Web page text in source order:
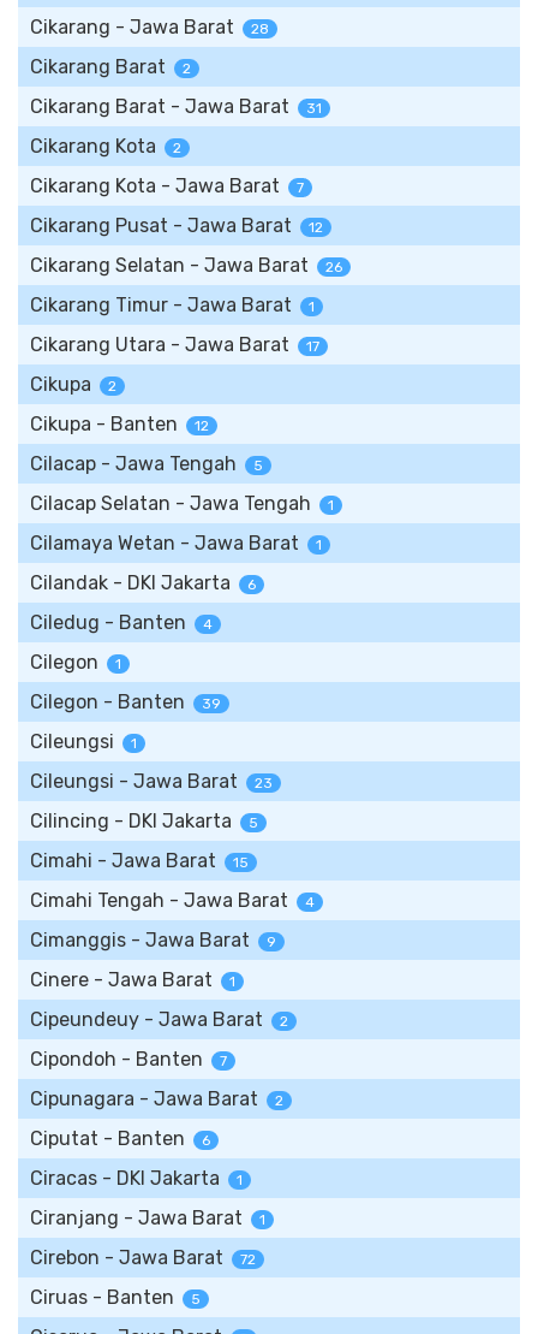
Cikarang - Jawa Barat 28
Cikarang Barat 2
Cikarang Barat - Jawa Barat 31
Cikarang Kota 2
Cikarang Kota - Jawa Barat 7
Cikarang Pusat - Jawa Barat 12
Cikarang Selatan - Jawa Barat 26
Cikarang Timur - Jawa Barat 1
Cikarang Utara - Jawa Barat 17
Cikupa 2
Cikupa - Banten 12
Cilacap - Jawa Tengah 5
Cilacap Selatan - Jawa Tengah 1
Cilamaya Wetan - Jawa Barat 1
Cilandak - DKI Jakarta 6
Ciledug - Banten 4
Cilegon 1
Cilegon - Banten 39
Cileungsi 1
Cileungsi - Jawa Barat 23
Cilincing - DKI Jakarta 5
Cimahi - Jawa Barat 15
Cimahi Tengah - Jawa Barat 4
Cimanggis - Jawa Barat 9
Cinere - Jawa Barat 1
Cipeundeuy - Jawa Barat 2
Cipondoh - Banten 7
Cipunagara - Jawa Barat 2
Ciputat - Banten 6
Ciracas - DKI Jakarta 1
Ciranjang - Jawa Barat 1
Cirebon - Jawa Barat 72
Ciruas - Banten 5